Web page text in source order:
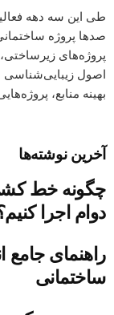
طی این سه دهه
صدها پروژه
پروژه‌های
اصول زیبایی‌شناسی
بهینه منابع،
آخرین نوشته‌ها
چگونه خط کشی
دوام اجرا
راهنمای جامع
ساختمانی